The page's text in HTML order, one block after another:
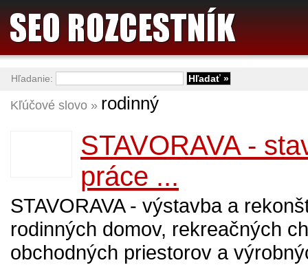
Kľúčové slovo » rodinný
STAVORAVA -
práce ...
STAVORAVA - výstavba a
rodinných domov, rekreačných
obchodných priestorov a
Hľadanie: